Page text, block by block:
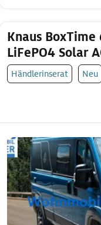
Knaus BoxTime
LiFePO4 Solar
Händlerinserat Neu